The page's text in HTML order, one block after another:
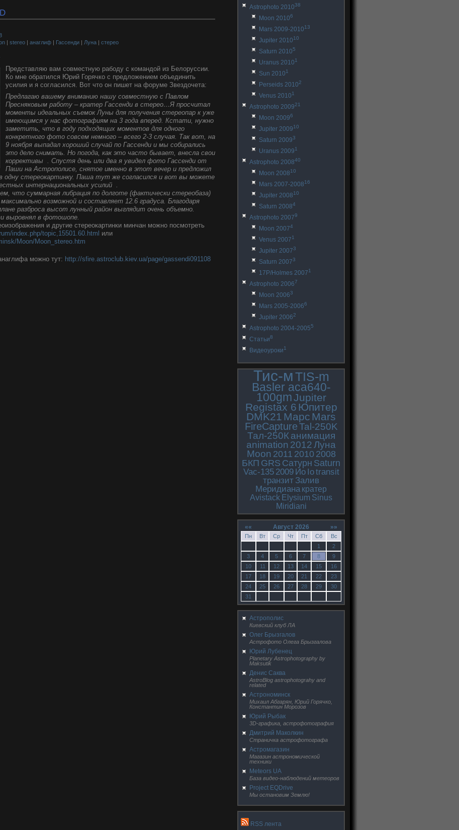
| stereo | анаглиф | Гассенди | Луна | стерео
Представляю вам совместную рабоду с командой из Белоруссии.
Ко мне обратился Юрий Горячко с предложением объединить
усилия и я согласился. Вот что он пишет на форуме Звездочета:
Предлагаю вашему вниманию нашу совместную с Павлом
Пресняковым работу – кратер Гассенди в стерео…Я просчитал
моменты идеальных съемок Луны для получения стереопар к уже
имеющимся у нас фотографиям на 3 года вперед. Кстати, нужно
заметить, что в году подходящих моментов для одного
конкретного фото совсем немного – всего 2-3 случая. Так вот, на
9 ноября выпадал хороший случай по Гассенди и мы собирались
это дело снимать. Но погода, как это часто бывает, внесла свои
коррективы . Спустя день или два я увидел фото Гассенди от
Паши на Астрополисе, снятое именно в этот вечер и предложил
одну стереокартинку. Паша тут же согласился и вот вы можете
интернациональных усилий .
что суммарная либрация по долготе (фактически стереобаза)
возможной и составляет 12.6 градуса. Благодаря
разброса высот лунный район выглядит очень объемно.
выровнял в фотошопе.
и другие стереокартинки минчан можно посмотреть
index.php/topic,15501.60.html или
Moon/Moon_stereo.htm
можно тут: http://sfire.astroclub.kiev.ua/page/gassendi091108
Astrophoto 201038
Moon 20106
Mars 2009-201013
Jupiter 201010
Saturn 20105
Uranus 20101
Sun 20101
Perseids 20102
Venus 20101
Astrophoto 200921
Moon 20096
Jupiter 200910
Saturn 20093
Uranus 20091
Astrophoto 200840
Moon 200810
Mars 2007-200816
Jupiter 200810
Saturn 20084
Astrophoto 20079
Moon 20074
Venus 20071
Jupiter 20073
Saturn 20073
17P/Holmes 20071
Astrophoto 20067
Moon 20063
Mars 2005-20066
Jupiter 20062
Astrophoto 2004-20055
Статьи8
Видеоуроки1
Тис-мTIS-m
Basler aca640-
100gmJupiter
Registax 6 Юпитер
DMK21 Марс Mars
FireCaptureTal-250K
Тал-250К анимация
animation 2012Луна
Moon 2011 2010 2008
БКП GRS Сатурн Saturn
Vac-135 2009 Ио Iotransit
транзит Залив
Меридиана кратер
Avistack Elysium Sinus
Miridiani
«« Август 2026 »»
Пн Вт Ср Чт Пт Сб
Вс
1
2
3
4 5 6 7 8
9
10
11 12 13 14 15
16
17
18 19 20 21 22
23
24
25 26 27 28 29
30
31
Астрополис
Киевский клуб ЛА
Олег Брызгалов
Астрофото Олега Брызгалова
Юрий Лубенец
Planetary Astrophotography by
Maksutik
Денис Саква
AstroBlog astrophotograhy and
related
Астрономинск
Михаил Абгарян, Юрий Горячко,
Константин Морозов
Юрий Рыбак
3D-графика, астрофотография
Дмитрий Маколкин
Страничка астрофотографа
Астромагазин
Магазин астрономической
техники
Meteors UA
База видео-наблюдений метеоров
Project EQDrive
Мы остановим Землю!
RSS лента